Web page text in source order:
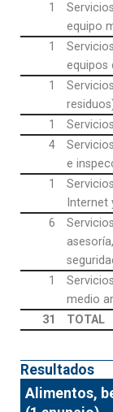
1
equipo
1
equipos
1
1
4
e
1
Internet
6
1
medio
31
TOTAL
Resultados
Alimentos,